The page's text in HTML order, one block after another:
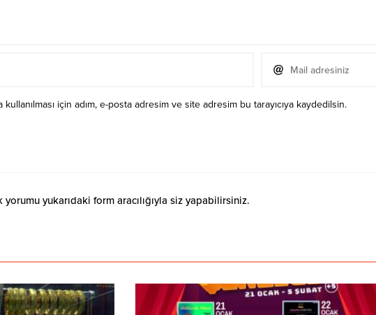
için adım, e-posta adresim ve site adresim bu tarayıcıya kaydedilsin.
yorumu yukarıdaki form aracılığıyla siz yapabilirsiniz.